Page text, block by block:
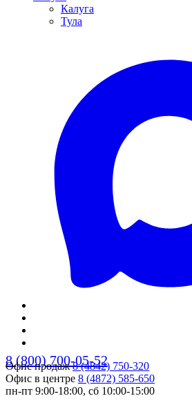
Калуга
Тула
8 (800) 700-05-52
Офис продаж8 (4842) 750-320
Офис в центре 8 (4872) 585-650
пн-пт 9:00-18:00, сб 10:00-15:00